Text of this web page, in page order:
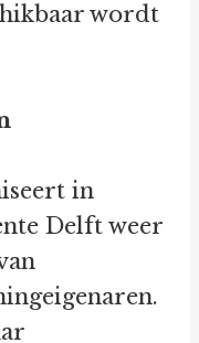
wordt
in
Delft weer